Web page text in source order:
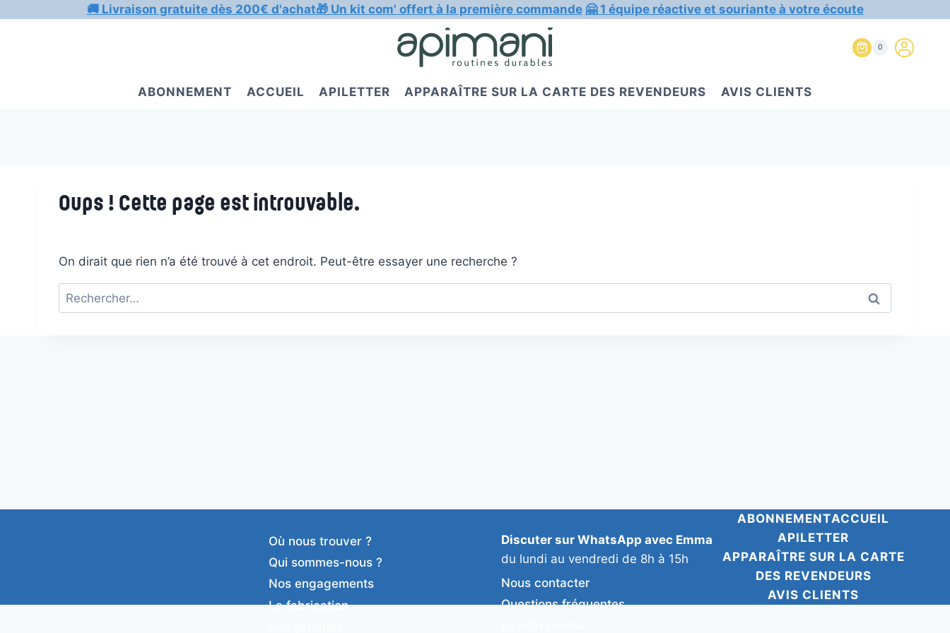
🚚 Livraison gratuite dès 200€ d'achat🎁 Un kit com' offert à la première commande 🤗 1 équipe réactive et souriante à votre écoute
0
ABONNEMENT ACCUEIL APILETTER APPARAÎTRE SUR LA CARTE DES REVENDEURS AVIS CLIENTS
Oups ! Cette page est introuvable.
On dirait que rien n’a été trouvé à cet endroit. Peut-être essayer une recherche ?
Rechercher :
Où nous trouver ?
Qui sommes-nous ?
Nos engagements
La fabrication
Discuter sur WhatsApp avec Emma
du lundi au vendredi de 8h à 15h
Nous contacter
Questions fréquentes
ABONNEMENTACCUEIL
APILETTER
APPARAÎTRE SUR LA CARTE
DES REVENDEURS
AVIS CLIENTS